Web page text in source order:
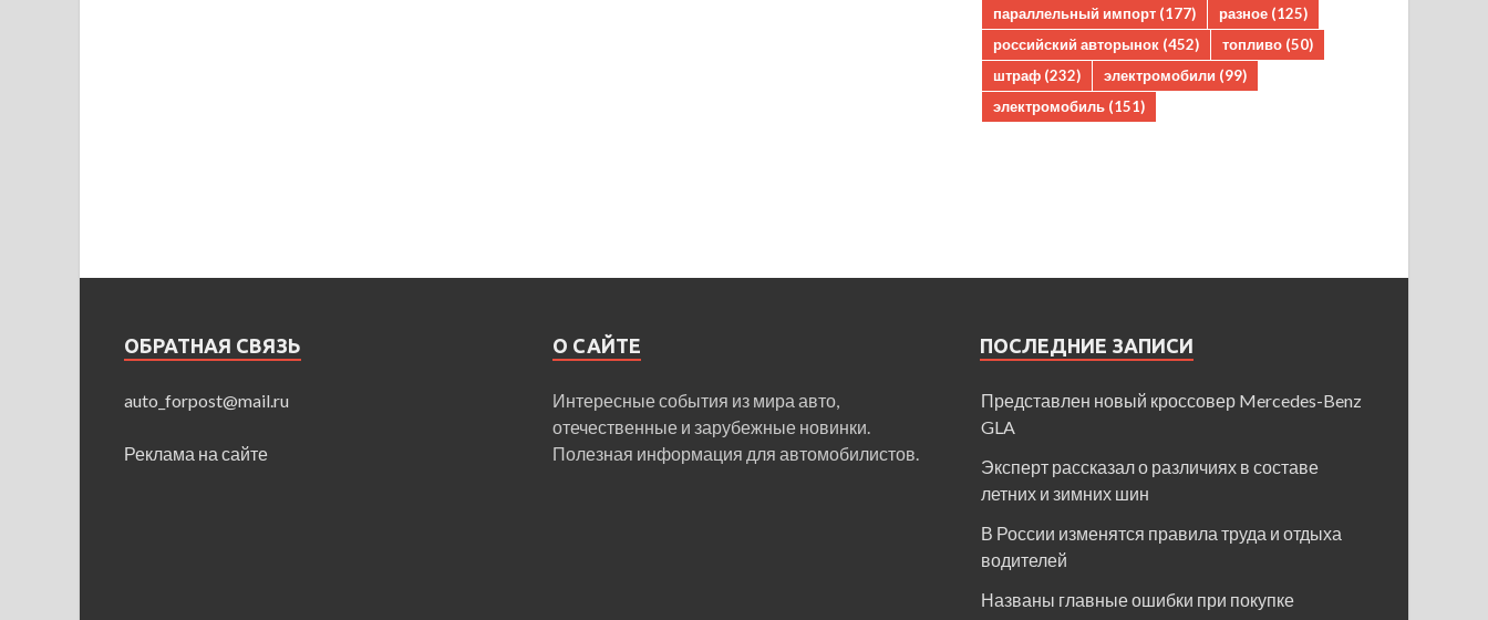
параллельный импорт (177) разное (125)
российский авторынок (452) топливо (50)
штраф (232) электромобили (99)
электромобиль (151)
ОБРАТНАЯ СВЯЗЬ
auto_forpost@mail.ru
Реклама на сайте
О САЙТЕ
Интересные события из мира авто,
отечественные и зарубежные новинки.
Полезная информация для автомобилистов.
ПОСЛЕДНИЕ ЗАПИСИ
Представлен новый кроссовер Mercedes-Benz
GLA
Эксперт рассказал о различиях в составе
летних и зимних шин
В России изменятся правила труда и отдыха
водителей
Названы главные ошибки при покупке